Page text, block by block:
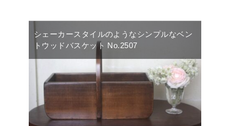
シェーカースタイルのようなシンプルなベン
トウッドバスケット No.2507